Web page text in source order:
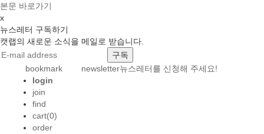
본문 바로가기
x
뉴스레터 구독하기
캣랩의 새로운 소식을 메일로 받습니다.
bookmark newsletter뉴스레터를 신청해 주세요!
login
join
find
cart(0)
order